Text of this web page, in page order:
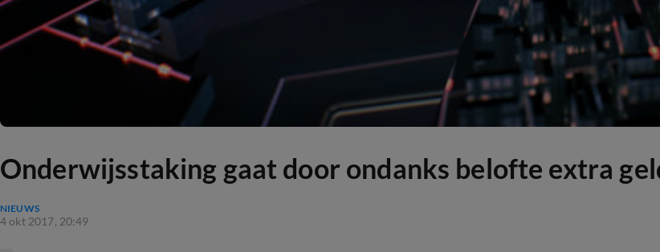
Onderwijsstaking gaat door ondanks belofte extra
NIEUWS
4 okt 2017, 20:49